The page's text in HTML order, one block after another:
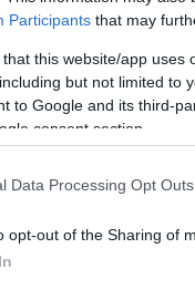
Participants that may
that this website/app
but not limited to
to Google and its third-
consent section.
Data Processing Opt Outs
opt-out of the Sharing of